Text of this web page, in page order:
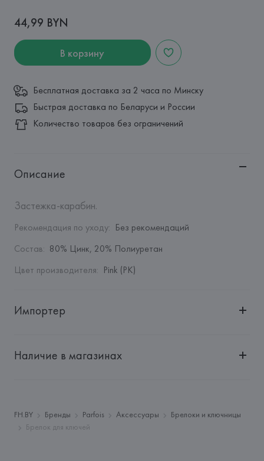
44,99 BYN
В корзину
Бесплатная доставка за 2 часа по Минску
Быстрая доставка по Беларуси и России
Количество товаров без ограничений
Описание
Застежка-карабин.
Рекомендация по уходу: Без рекомендаций
Состав: 80% Цинк, 20% Полиуретан
Цвет производителя: Pink (PK)
Импортер
"БелВиринея"
Адрес:
ПОРТУГАЛИЯ, Barata & Ramilo, S.A., Rua do Sistelo,
Lugar de Santegãos. 4435-429 Rio Tinto,
Наличие в магазинах
FH.BY Бренды Parfois Аксессуары
Брелоки и ключницы
Брелок для ключей